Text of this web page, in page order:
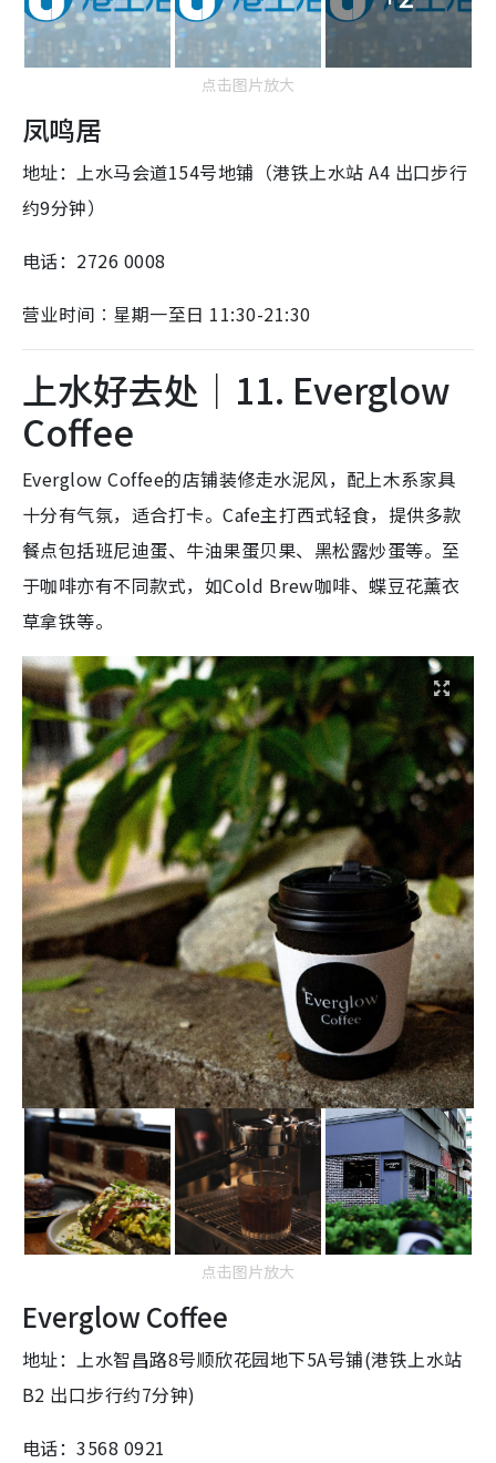
点击图片放大
凤鸣居
地址：上水马会道154号地铺（港铁上水站 A4 出口步行
约9分钟）
电话：2726 0008
营业时间︰星期一至日 11:30-21:30
上水好去处｜11. Everglow
Coffee
Everglow Coffee的店铺装修走水泥风，配上木系家具
十分有气氛，适合打卡。Cafe主打西式轻食，提供多款
餐点包括班尼迪蛋、牛油果蛋贝果、黑松露炒蛋等。至
于咖啡亦有不同款式，如Cold Brew咖啡、蝶豆花薰衣
草拿铁等。
点击图片放大
Everglow Coffee
地址：上水智昌路8号顺欣花园地下5A号铺(港铁上水站
B2 出口步行约7分钟)
电话：3568 0921